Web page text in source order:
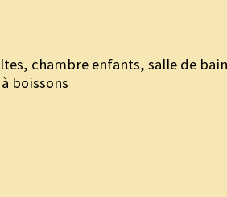
chambre enfants, salle de bain
boissons